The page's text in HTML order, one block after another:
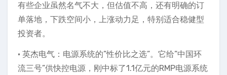
有些企业虽然名气不大，但估值不高，还有明确的订
单落地，下跌空间小，上涨动力足，特别适合稳健型
投资者。
• 英杰电气：电源系统的”性价比之选”。它给”中国环
流三号”供快控电源，刚中标了1.1亿元的RMP电源系统